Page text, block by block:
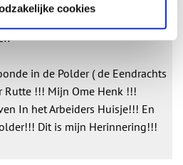
cookies
in de Polder ( de Eendrachts
Rutte !!! Mijn Ome Henk !!!
In het Arbeiders Huisje!!! En
Dit is mijn Herinnering!!!